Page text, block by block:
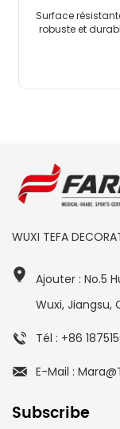
Surface
robuste et
WUXI TEFA
Ajouter : No.5
Wuxi, Jiangsu,
Tél : +86
E-Mail :
Subscribe